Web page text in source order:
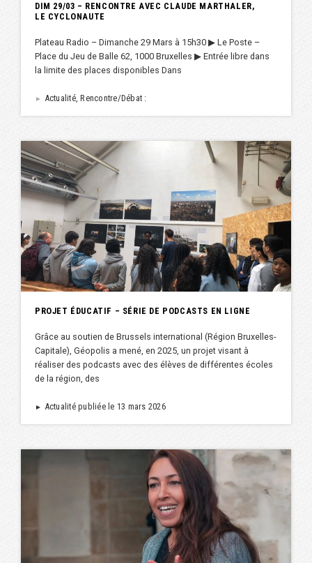
DIM 29/03 – RENCONTRE AVEC CLAUDE MARTHALER,
LE CYCLONAUTE
Plateau Radio – Dimanche 29 Mars à 15h30 ▶︎ Le Poste –
Place du Jeu de Balle 62, 1000 Bruxelles ▶︎ Entrée libre dans
la limite des places disponibles Dans
► Actualité, Rencontre/Débat :
PROJET ÉDUCATIF – SÉRIE DE PODCASTS EN LIGNE
Grâce au soutien de Brussels international (Région Bruxelles-
Capitale), Géopolis a mené, en 2025, un projet visant à
réaliser des podcasts avec des élèves de différentes écoles
de la région, des
► Actualité publiée le 13 mars 2026